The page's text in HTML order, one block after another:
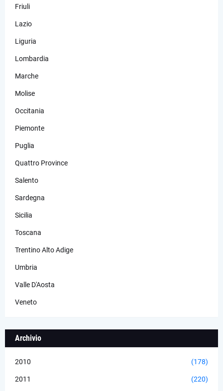
Friuli
Lazio
Liguria
Lombardia
Marche
Molise
Occitania
Piemonte
Puglia
Quattro Province
Salento
Sardegna
Sicilia
Toscana
Trentino Alto Adige
Umbria
Valle D'Aosta
Veneto
Archivio
2010 (178)
2011 (220)